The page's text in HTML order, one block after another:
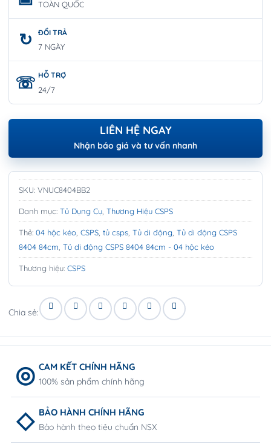
TOÀN QUỐC
ĐỔI TRẢ
7 NGÀY
HỖ TRỢ
24/7
LIÊN HỆ NGAY
Nhận báo giá và tư vấn nhanh
SKU: VNUC8404BB2
Danh mục: Tủ Dụng Cụ, Thương Hiệu CSPS
Thẻ: 04 hộc kéo, CSPS, tủ csps, Tủ di động, Tủ di động CSPS
8404 84cm, Tủ di động CSPS 8404 84cm - 04 hộc kéo
Thương hiệu: CSPS
Chia sẻ:
CAM KẾT CHÍNH HÃNG
100% sản phẩm chính hãng
BẢO HÀNH CHÍNH HÃNG
Bảo hành theo tiêu chuẩn NSX